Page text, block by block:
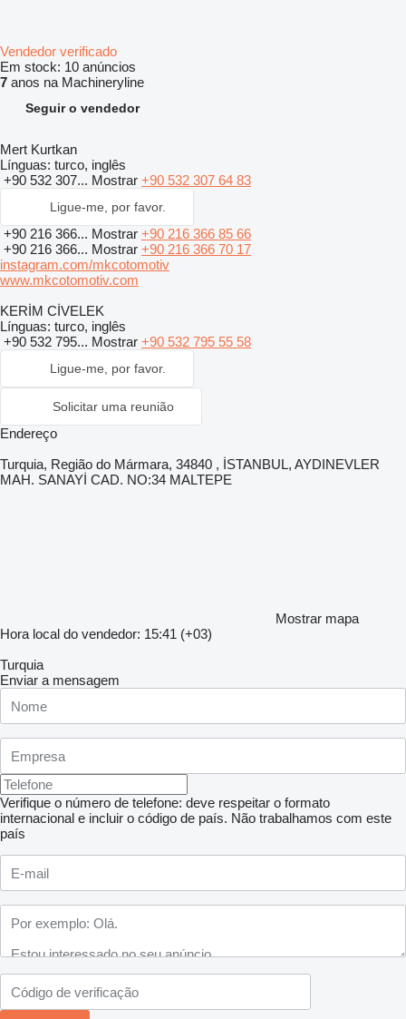
Vendedor verificado
Em stock: 10 anúncios
7 anos na Machineryline
Seguir o vendedor
Mert Kurtkan
Línguas: turco, inglês
+90 532 307... Mostrar +90 532 307 64 83
Ligue-me, por favor.
+90 216 366... Mostrar +90 216 366 85 66
+90 216 366... Mostrar +90 216 366 70 17
instagram.com/mkcotomotiv
www.mkcotomotiv.com
KERİM CİVELEK
Línguas: turco, inglês
+90 532 795... Mostrar +90 532 795 55 58
Ligue-me, por favor.
Solicitar uma reunião
Endereço
Turquia, Região do Mármara, 34840 , İSTANBUL, AYDINEVLER
MAH. SANAYİ CAD. NO:34 MALTEPE
Mostrar mapa
Hora local do vendedor: 15:41 (+03)
Turquia
Enviar a mensagem
Verifique o número de telefone: deve respeitar o formato
internacional e incluir o código de país. Não trabalhamos com este
país